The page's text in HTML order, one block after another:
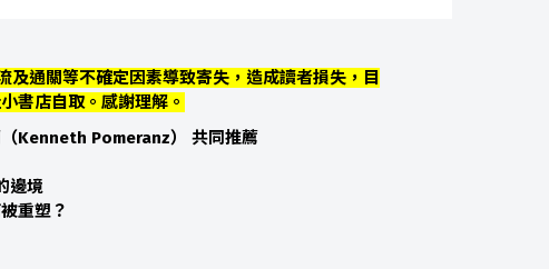
及通關等不確定因素導致寄失，造成讀者損失，目
書店自取。感謝理解。
Kenneth Pomeranz） 共同推薦
邊境
重塑？